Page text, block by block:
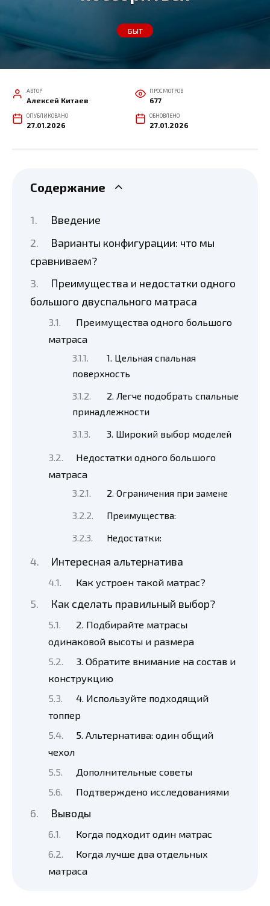
БЫТ
АВТОР
Алексей Китаев
ПРОСМОТРОВ
677
ОПУБЛИКОВАНО
27.01.2026
ОБНОВЛЕНО
27.01.2026
Содержание
Введение
Варианты конфигурации: что мы
сравниваем?
Преимущества и недостатки одного
большого двуспального матраса
Преимущества одного большого
матраса
1. Цельная спальная
поверхность
2. Легче подобрать спальные
принадлежности
3. Широкий выбор моделей
Недостатки одного большого
матраса
2. Ограничения при замене
Преимущества:
Недостатки:
Интересная альтернатива
Как устроен такой матрас?
Как сделать правильный выбор?
2. Подбирайте матрасы
одинаковой высоты и размера
3. Обратите внимание на состав и
конструкцию
4. Используйте подходящий
топпер
5. Альтернатива: один общий
чехол
Дополнительные советы
Подтверждено исследованиями
Выводы
Когда подходит один матрас
Когда лучше два отдельных
матраса